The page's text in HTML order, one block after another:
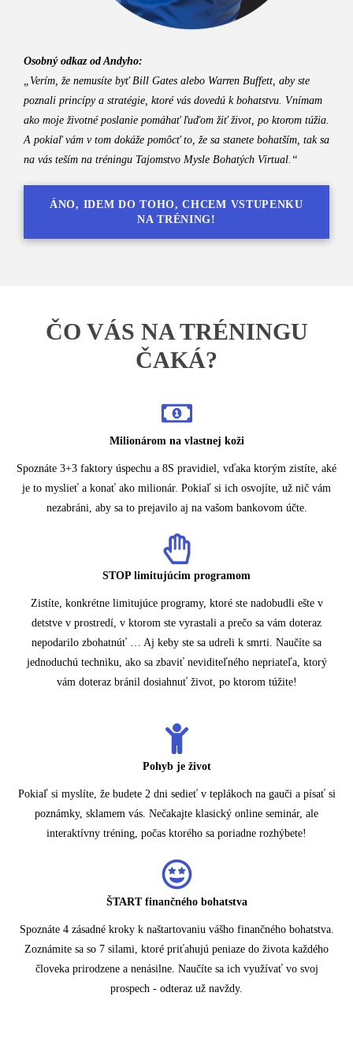
Osobný odkaz od Andyho:
„Verím, že nemusíte byť Bill Gates alebo Warren Buffett, aby ste
poznali princípy a stratégie, ktoré vás dovedú k bohatstvu. Vnímam
ako moje životné poslanie pomáhať ľuďom žiť život, po ktorom túžia.
A pokiaľ vám v tom dokáže pomôcť to, že sa stanete bohatším, tak sa
na vás teším na tréningu Tajomstvo Mysle Bohatých Virtual.“
ÁNO, IDEM DO TOHO, CHCEM VSTUPENKU
NA TRÉNING!
ČO VÁS NA TRÉNINGU
ČAKÁ?
Milionárom na vlastnej koži
Spoznáte 3+3 faktory úspechu a 8S pravidiel, vďaka ktorým zistíte, aké
je to myslieť a konať ako milionár. Pokiaľ si ich osvojíte, už nič vám
nezabráni, aby sa to prejavilo aj na vašom bankovom účte.
STOP limitujúcim programom
Zistíte, konkrétne limitujúce programy, ktoré ste nadobudli ešte v
detstve v prostredí, v ktorom ste vyrastali a prečo sa vám doteraz
nepodarilo zbohatnúť … Aj keby ste sa udreli k smrti. Naučíte sa
jednoduchú techniku, ako sa zbaviť neviditeľného nepriateľa, ktorý
vám doteraz bránil dosiahnuť život, po ktorom túžite!
Pohyb je život
Pokiaľ si myslíte, že budete 2 dni sedieť v teplákoch na gauči a písať si
poznámky, sklamem vás. Nečakajte klasický online seminár, ale
interaktívny tréning, počas ktorého sa poriadne rozhýbete!
ŠTART finančného bohatstva
Spoznáte 4 zásadné kroky k naštartovaniu vášho finančného bohatstva.
Zoznámite sa so 7 silami, ktoré priťahujú peniaze do života každého
človeka prirodzene a nenásilne. Naučíte sa ich využívať vo svoj
prospech - odteraz už navždy.